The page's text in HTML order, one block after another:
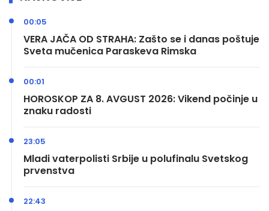
VERA JAČA OD STRAHA: Zašto se i danas poštuje
Sveta mučenica Paraskeva Rimska
00:05
HOROSKOP ZA 8. AVGUST 2026: Vikend počinje u
znaku radosti
00:01
Mladi vaterpolisti Srbije u polufinalu Svetskog
prvenstva
23:05
22:43